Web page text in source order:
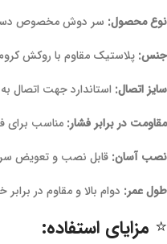
نوع محصول: سر دوش مخصوص
جنس: پلاستیک مقاوم با روکش
سایز اتصال: استاندارد جهت اتصال
مقاومت در برابر فشار: مناسب برای
نصب آسان: قابل نصب و تعویض
طول عمر: دوام بالا و مقاوم در
⭐ مزایای استفاده: